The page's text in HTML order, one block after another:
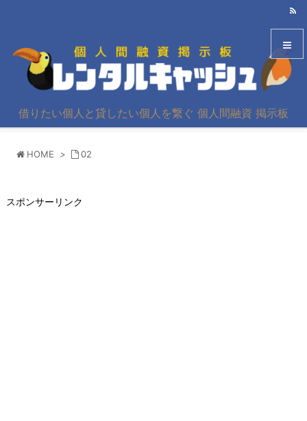
借りたい個人と貸したい個人を繋ぐ 個人間融資 掲示板
HOME > 02
スポンサーリンク